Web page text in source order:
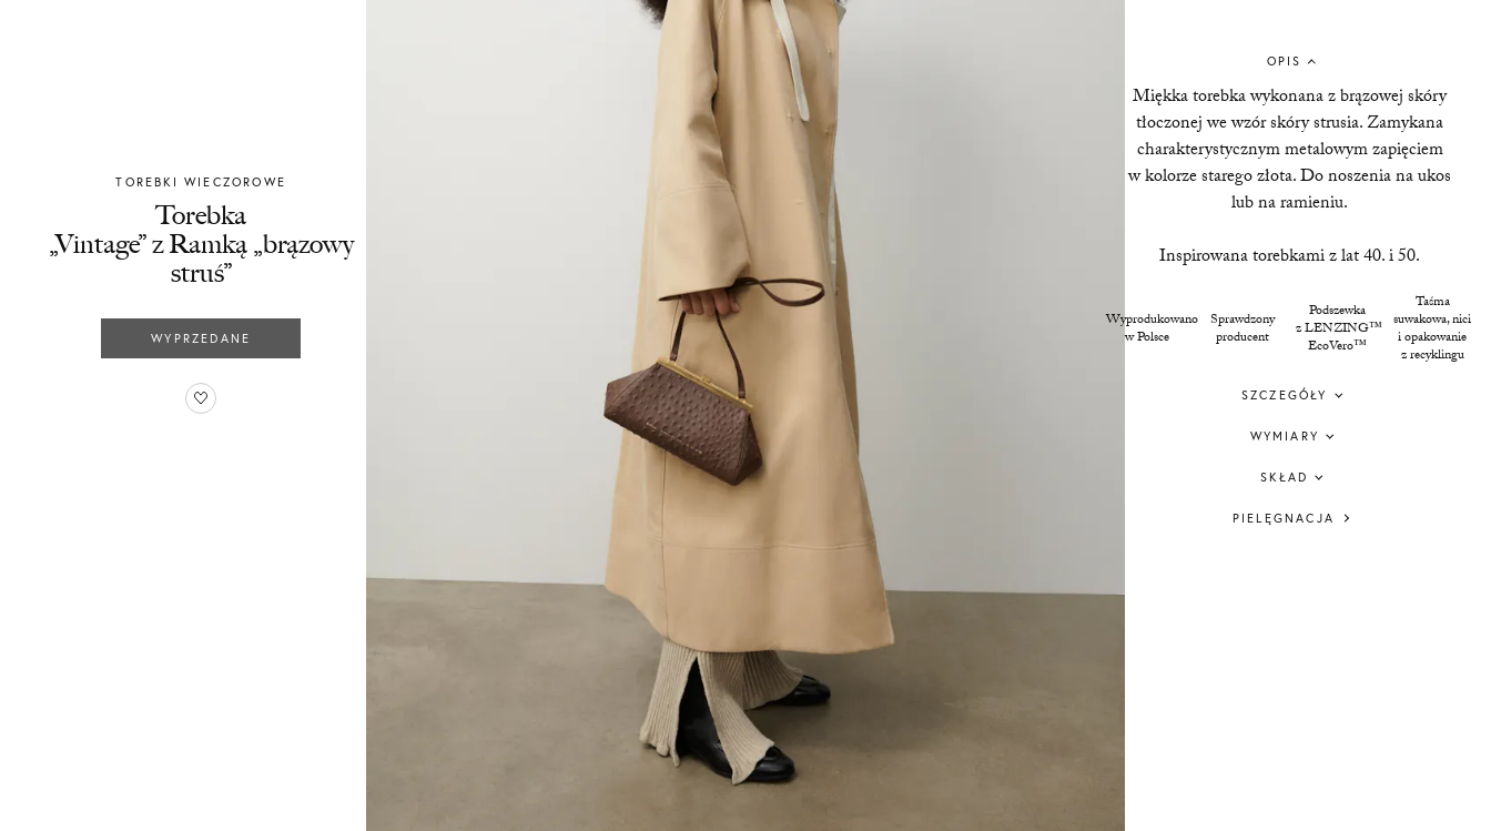
TOREBKI WIECZOROWE
Chylak
Torebka
„Vintage” z Ramką „brązowy
struś”
WYPRZEDANE
OPIS
Miękka torebka wykonana z brązowej skóry
tłoczonej we wzór skóry strusia. Zamykana
charakterystycznym metalowym zapięciem
w kolorze starego złota. Do noszenia na ukos
lub na ramieniu.
Inspirowana torebkami z lat 40. i 50.
Wyprodukowano
w Polsce
Sprawdzony
producent
Podszewka
z LENZING™
EcoVero™
Taśma
suwakowa, nici
i opakowanie
z recyklingu
SZCZEGÓŁY
WYMIARY
SKŁAD
PIELĘGNACJA